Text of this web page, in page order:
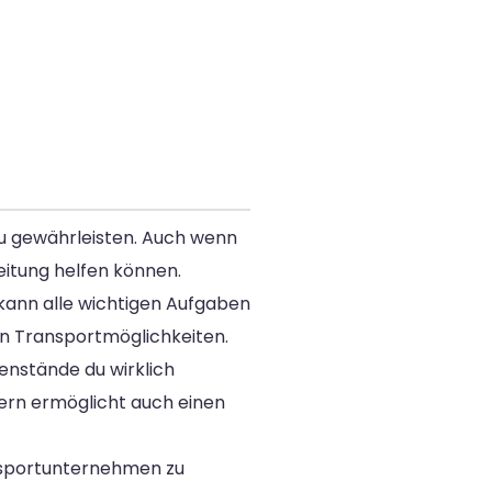
gewährleisten. Auch wenn
helfen können.
alle wichtigen Aufgaben
Transportmöglichkeiten.
du wirklich
ermöglicht auch einen
zu